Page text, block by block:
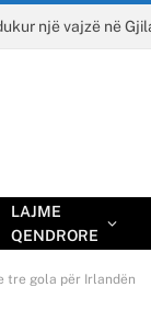
një vajzë në
LAJME
QENDRORE
tre gola për Irlandën